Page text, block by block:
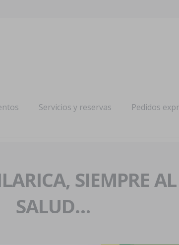
Servicios y reservas Pedidos
SIEMPRE
SALUD…